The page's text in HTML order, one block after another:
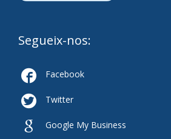
Segueix-nos:
 Facebook
 Twitter
 Google My Business